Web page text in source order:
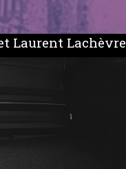
Laurent Lachèvre